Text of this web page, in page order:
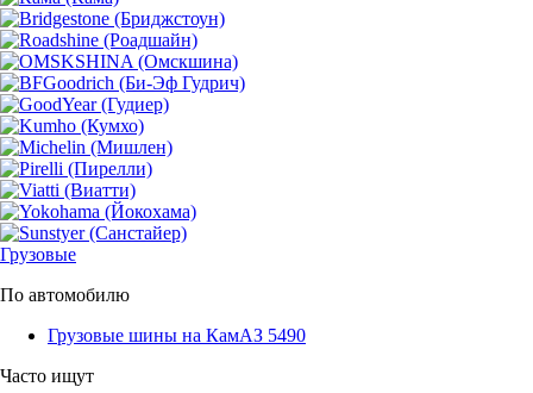
Грузовые
По автомобилю
Грузовые шины на КамАЗ 5490
Часто ищут